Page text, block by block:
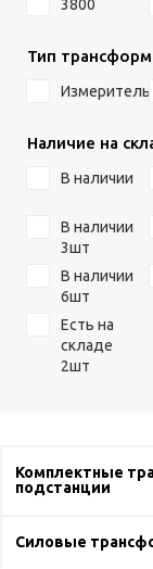
3800
Тип
Наличие на
В наличии
В наличии
3шт
В наличии
6шт
Есть на
складе
2шт
Комплектные
подстанции
Силовые